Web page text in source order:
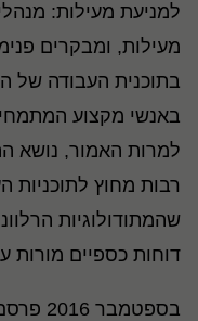
למניעת מעילות:
מעילות, ומבקרים
בתוכנית העבודה של
באנשי מקצוע
למרות האמור, נושא
רבות מחוץ לתוכניות
דוחות כספיים מורות